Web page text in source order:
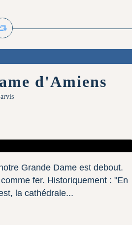
d'Amiens
Grande Dame est debout.
fer. Historiquement : "En
la cathédrale...